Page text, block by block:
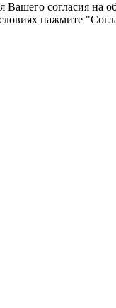
Вашего согласия на
нажмите